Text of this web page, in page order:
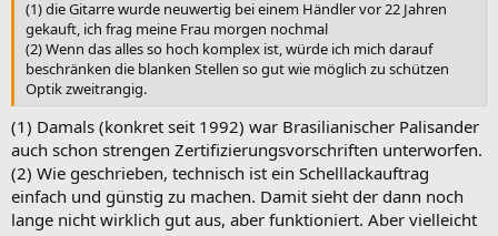
(1) die Gitarre wurde neuwertig bei einem Händler vor 22 Jahren
gekauft, ich frag meine Frau morgen nochmal
(2) Wenn das alles so hoch komplex ist, würde ich mich darauf
beschränken die blanken Stellen so gut wie möglich zu schützen
Optik zweitrangig.
(1) Damals (konkret seit 1992) war Brasilianischer Palisander
auch schon strengen Zertifizierungsvorschriften unterworfen.
(2) Wie geschrieben, technisch ist ein Schelllackauftrag
einfach und günstig zu machen. Damit sieht der dann noch
lange nicht wirklich gut aus, aber funktioniert. Aber vielleicht